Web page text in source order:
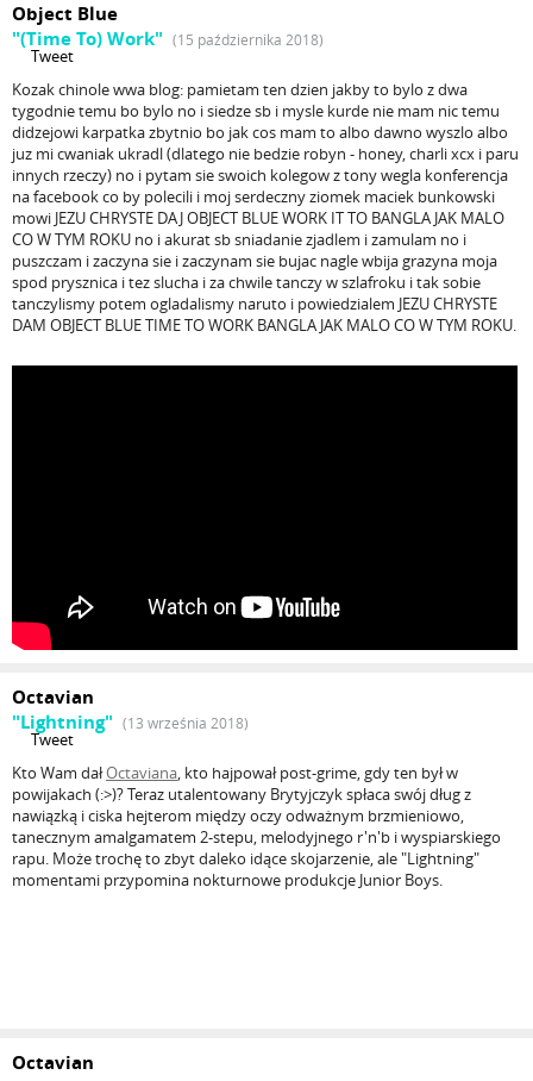
Object Blue
"(Time To) Work" (15 października 2018)
Tweet
Kozak chinole wwa blog: pamietam ten dzien jakby to bylo z dwa
tygodnie temu bo bylo no i siedze sb i mysle kurde nie mam nic temu
didzejowi karpatka zbytnio bo jak cos mam to albo dawno wyszlo albo
juz mi cwaniak ukradl (dlatego nie bedzie robyn - honey, charli xcx i paru
innych rzeczy) no i pytam sie swoich kolegow z tony wegla konferencja
na facebook co by polecili i moj serdeczny ziomek maciek bunkowski
mowi JEZU CHRYSTE DAJ OBJECT BLUE WORK IT TO BANGLA JAK MALO
CO W TYM ROKU no i akurat sb sniadanie zjadlem i zamulam no i
puszczam i zaczyna sie i zaczynam sie bujac nagle wbija grazyna moja
spod prysznica i tez slucha i za chwile tanczy w szlafroku i tak sobie
tanczylismy potem ogladalismy naruto i powiedzialem JEZU CHRYSTE
DAM OBJECT BLUE TIME TO WORK BANGLA JAK MALO CO W TYM ROKU.
Octavian
"Lightning" (13 września 2018)
Tweet
Kto Wam dałOctaviana, kto hajpował post-grime, gdy ten był w
powijakach (:>)? Teraz utalentowany Brytyjczyk spłaca swój dług z
nawiązką i ciska hejterom między oczy odważnym brzmieniowo,
tanecznym amalgamatem 2-stepu, melodyjnego r'n'b i wyspiarskiego
rapu. Może trochę to zbyt daleko idące skojarzenie, ale "Lightning"
momentami przypomina nokturnowe produkcje Junior Boys.
Octavian